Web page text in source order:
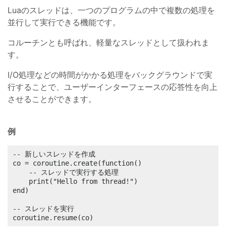
Luaのスレッドは、一つのプログラムの中で複数の処理を
並行して実行できる機能です。
コルーチンとも呼ばれ、軽量なスレッドとして扱われま
す。
I/O処理などの時間がかかる処理をバックグラウンドで実
行することで、ユーザーインターフェースの応答性を向上
させることができます。
例
-- 新しいスレッドを作成
co = coroutine.create(function()
end)
-- スレッドを実行
coroutine.resume(co)